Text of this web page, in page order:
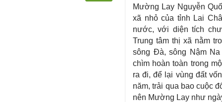
Mường Lay Nguyễn
xã nhỏ của tỉnh Lai
nước, với diện tích
Trung tâm thị xã nằm
sông Đà, sông Nậm
chìm hoàn toàn trong
ra đi, để lại vùng đất
năm, trải qua bao cuộc
nên Mường Lay như